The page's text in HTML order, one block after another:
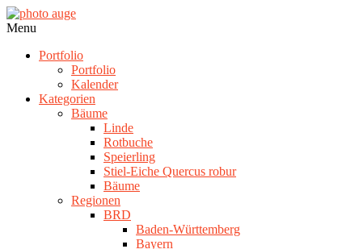
Skip
to
photo
Navigation
Menu
Portfolio
Portfolio
Kalender
Kategorien
Bäume
Linde
Rotbuche
Speierling
Stiel-Eiche Quercus robur
Bäume
Regionen
BRD
Baden-Württemberg
Bayern